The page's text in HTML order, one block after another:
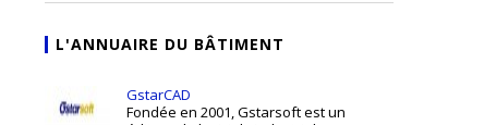
L'ANNUAIRE DU BÂTIMENT
GstarCAD
Fondée en 2001, Gstarsoft est un